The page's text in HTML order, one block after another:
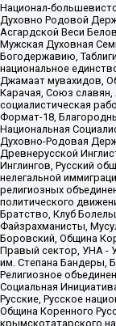
Национал-
Духовно Родовой
Асгардской Веси
Мужская Духовная
Богодержавию,
национальное
Джамаат мувахидов,
Карачая, Союз
социалистическая
Формат-18,
Национальная
Духовно-Родовая
Древнерусской
Инглингов, Русский
нелегальной
религиозных
политического
Братство, Клуб
Файзрахманисты,
Боровский, Община
Правый сектор, УНА -
им. Степана Бандеры,
Религиозное
Социальная
Русские, Русское
Община Коренного
крымскотатарского